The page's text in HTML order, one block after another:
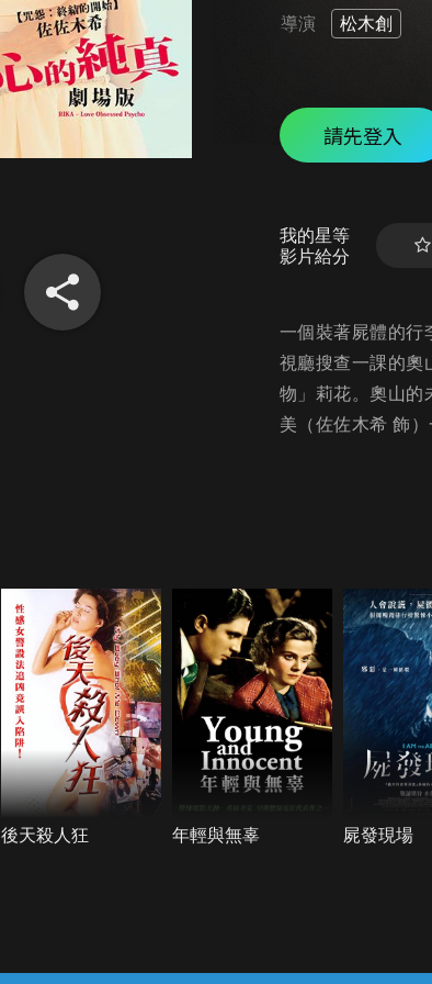
導演 松木創
請先登入
我的星等
影片給分
一個裝著屍體的行
視廳搜查一課的奧
物」莉花。奧山的
美（佐佐木希 飾
後天殺人狂 年輕與無辜 屍發現場